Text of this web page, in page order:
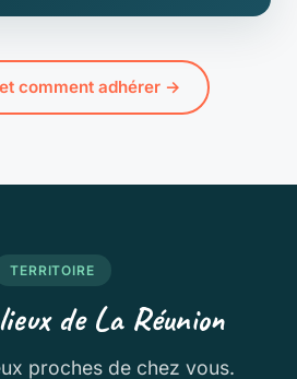
comment adhérer →
TERRITOIRE
de La Réunion
proches de chez vous.